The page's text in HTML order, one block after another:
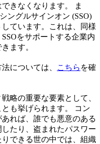
きなくなります。 ま
ングルサインオン (SSO)
ています。これは、同様
をサポートする企業内
ます。
については、 こちら を確
略の重要な要素として、
も挙げられます。 コン
れば、誰でも悪意のある
たり、盗まれたパスワー
できる世の中では、組織